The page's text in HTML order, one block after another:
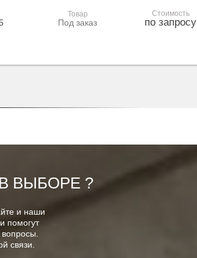
Товар
Под заказ
Стоимость
по запросу
ВЫБОРЕ ?
и наши
помогут
связи.